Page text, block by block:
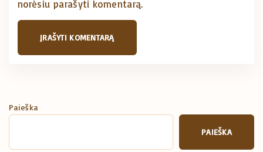
norėsiu parašyti komentarą.
Paieška
PAIEŠKA